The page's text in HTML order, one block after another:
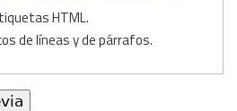
HTML.
de líneas y de párrafos.